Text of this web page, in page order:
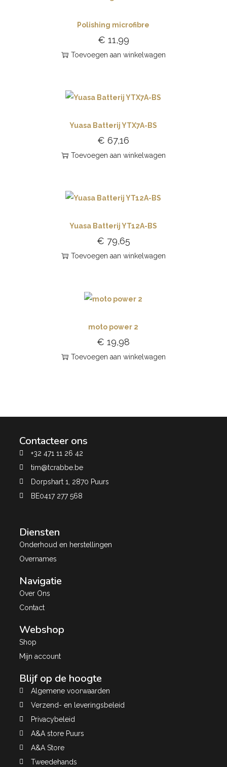
Polishing microfibre
€ 11,99
Toevoegen aan winkelwagen
Yuasa Batterij YTX7A-BS
€ 67,16
Toevoegen aan winkelwagen
Yuasa Batterij YT12A-BS
€ 79,65
Toevoegen aan winkelwagen
moto power 2
€ 19,98
Toevoegen aan winkelwagen
Contacteer ons
+32 471 11 26 42
tim@tcrabbe.be
Dorpshart 1, 2870 Puurs
BE0417 277 568
Diensten
Onderhoud en herstellingen
Overnames
Navigatie
Over Ons
Contact
Webshop
Shop
Mijn account
Blijf op de hoogte
Algemene voorwaarden
Verzend- en leveringsbeleid
Privacybeleid
A&A store Puurs
A&A Store
Tweedehands